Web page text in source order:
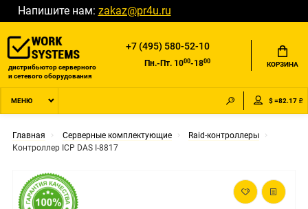
Напишите нам: zakaz@pr4u.ru
дистрибьютор серверного
и сетевого оборудования
+7 (495) 580-52-10
Пн.-Пт. 1000-1800 КОРЗИНА
МЕНЮ $ =82.17 ₽
Главная Серверные комплектующие
Raid-контроллеры
Контроллер ICP DAS I-8817